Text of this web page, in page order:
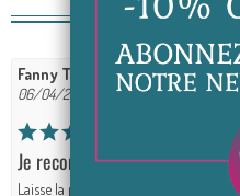
Fanny T
06/04/2021
Je recommande ++
Laisse la peau parfaitement douce,